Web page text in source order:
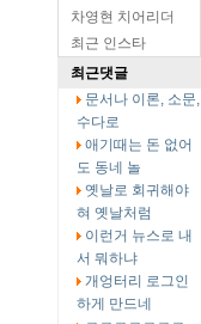
차영현 치어리더
최근 인스타
최근댓글
문서나 이론, 소문,
수다로
애기때는 돈 없어
도 동네 놀
옛날로 회귀해야
혀 옛날처럼
이런거 뉴스로 내
서 뭐하냐
개엉터리 로그인
하게 만드네